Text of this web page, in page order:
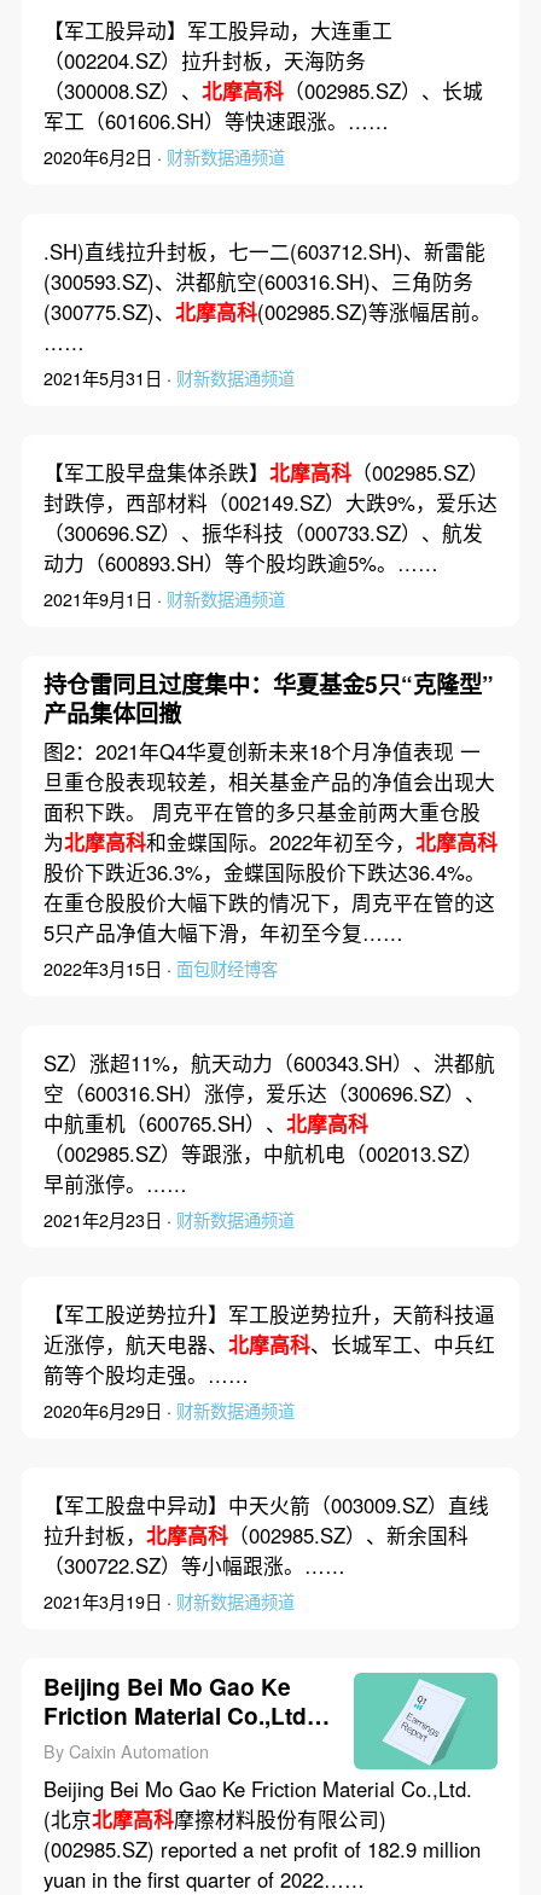
【军工股异动】军工股异动，大连重工
（002204.SZ）拉升封板，天海防务
（300008.SZ）、 北摩高科（002985.SZ）、长城
军工（601606.SH）等快速跟涨。……
2020年6月2日 · 财新数据通频道
.SH)直线拉升封板，七一二(603712.SH)、新雷能
(300593.SZ)、洪都航空(600316.SH)、三角防务
(300775.SZ)、 北摩高科(002985.SZ)等涨幅居前。
……
2021年5月31日 · 财新数据通频道
【军工股早盘集体杀跌】 北摩高科（002985.SZ）
封跌停，西部材料（002149.SZ）大跌9%，爱乐达
（300696.SZ）、振华科技（000733.SZ）、航发
动力（600893.SH）等个股均跌逾5%。……
2021年9月1日 · 财新数据通频道
持仓雷同且过度集中：华夏基金5只“克隆型”
产品集体回撤
图2：2021年Q4华夏创新未来18个月净值表现 一
旦重仓股表现较差，相关基金产品的净值会出现大
面积下跌。 周克平在管的多只基金前两大重仓股
为北摩高科和金蝶国际。2022年初至今， 北摩高科
股价下跌近36.3%，金蝶国际股价下跌达36.4%。
在重仓股股价大幅下跌的情况下，周克平在管的这
5只产品净值大幅下滑，年初至今复……
2022年3月15日 · 面包财经博客
SZ）涨超11%，航天动力（600343.SH）、洪都航
空（600316.SH）涨停，爱乐达（300696.SZ）、
中航重机（600765.SH）、 北摩高科
（002985.SZ）等跟涨，中航机电（002013.SZ）
早前涨停。……
2021年2月23日 · 财新数据通频道
【军工股逆势拉升】军工股逆势拉升，天箭科技逼
近涨停，航天电器、 北摩高科、长城军工、中兵红
箭等个股均走强。……
2020年6月29日 · 财新数据通频道
【军工股盘中异动】中天火箭（003009.SZ）直线
拉升封板， 北摩高科（002985.SZ）、新余国科
（300722.SZ）等小幅跟涨。……
2021年3月19日 · 财新数据通频道
Beijing Bei Mo Gao Ke
Friction Material Co.,Ltd.’s
Net Profit Rose 46.2% in
First Quarter of 2022
By Caixin Automation
Beijing Bei Mo Gao Ke Friction Material Co.,Ltd.
(北京北摩高科摩擦材料股份有限公司)
(002985.SZ) reported a net profit of 182.9 million
yuan in the first quarter of 2022……